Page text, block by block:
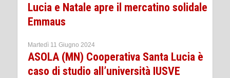
Lucia e Natale apre il mercatino solidale
Emmaus
Martedì 11 Giugno 2024
ASOLA (MN) Cooperativa Santa Lucia è
caso di studio all’università IUSVE